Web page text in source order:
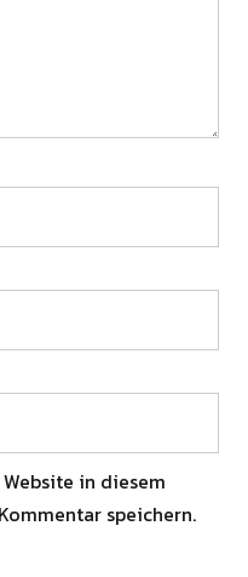
in diesem
speichern.